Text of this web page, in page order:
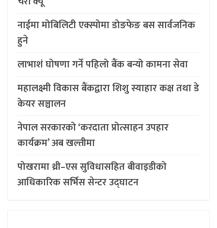
नाईमा मोबिलिटी एक्स्पोमा डोङफेङ बस सार्वजनिक
हुने
लाभाशं घोषणा गर्ने पहिलो बैंक बन्यो कामना सेवा
महालक्ष्मी विकास बैंकद्वारा शिशु स्याहार कक्ष तथा डे
केयर सञ्चालन
नेपाल सरकारको ‘करदाता प्रोत्साहन उपहार
कार्यक्रम’ अब खल्तीमा
पोखरामा थ्री–एस सुविधासहित बीवाइडीको
आधिकारिक सर्भिस सेन्टर उद्घाटन